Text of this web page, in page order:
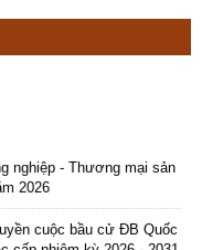
2026
cấp nhiệm kỳ 2026 - 2031